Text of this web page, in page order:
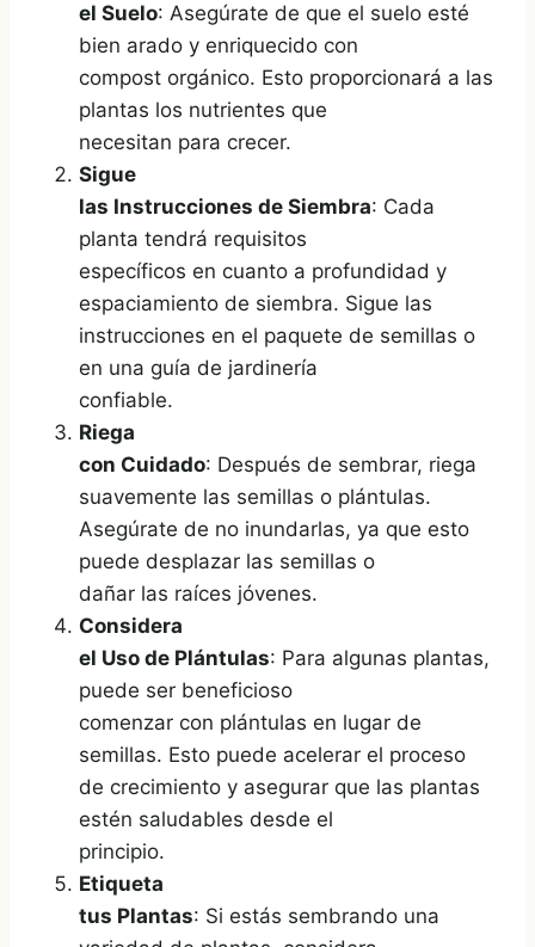
el Suelo: Asegúrate de que el suelo esté
bien arado y enriquecido con
compost orgánico. Esto proporcionará a las
plantas los nutrientes que
necesitan para crecer.
Sigue
las Instrucciones de Siembra: Cada
planta tendrá requisitos
específicos en cuanto a profundidad y
espaciamiento de siembra. Sigue las
instrucciones en el paquete de semillas o
en una guía de jardinería
confiable.
Riega
con Cuidado: Después de sembrar, riega
suavemente las semillas o plántulas.
Asegúrate de no inundarlas, ya que esto
puede desplazar las semillas o
dañar las raíces jóvenes.
Considera
el Uso de Plántulas: Para algunas plantas,
puede ser beneficioso
comenzar con plántulas en lugar de
semillas. Esto puede acelerar el proceso
de crecimiento y asegurar que las plantas
estén saludables desde el
principio.
Etiqueta
tus Plantas: Si estás sembrando una